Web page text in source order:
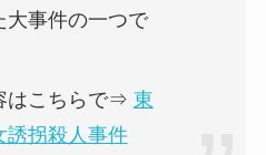
大事件の一つで
はこちらで⇒ 東
誘拐殺人事件